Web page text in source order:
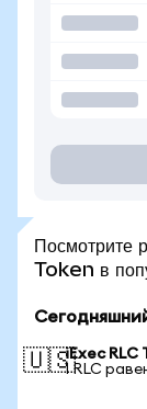
Посмотрите
Token в
🇺🇸iExec
1 RLC